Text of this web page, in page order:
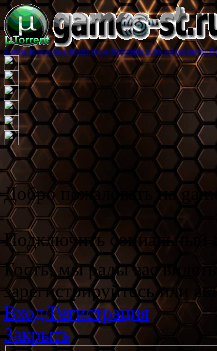
торрент игры бесплатно и без регистрации.Реклама
Добро пожаловать на
Подключить социальный
Гость, мы рады вас
зарегистрируйтесь или
Вход/Регистрация
Закрыть